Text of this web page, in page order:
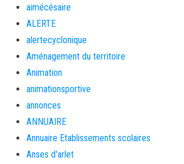
aimécésaire
ALERTE
alertecyclonique
Aménagement du territoire
Animation
animationsportive
annonces
ANNUAIRE
Annuaire Etablissements scolaires
Anses d'arlet